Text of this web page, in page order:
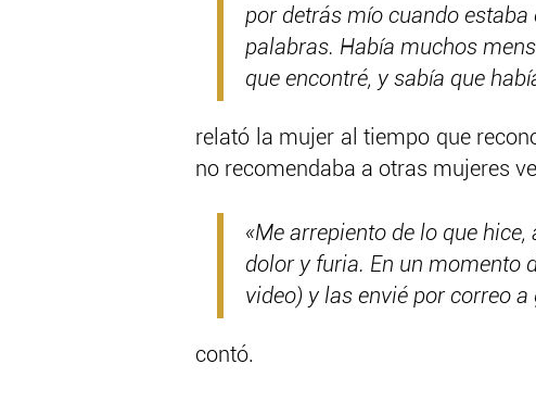
por detrás mío cuando
palabras. Había muchos
que encontré, y sabía que
relató la mujer al tiempo que
no recomendaba a otras mujeres
«Me arrepiento de lo que
dolor y furia. En un momento
video) y las envié por correo a
contó.